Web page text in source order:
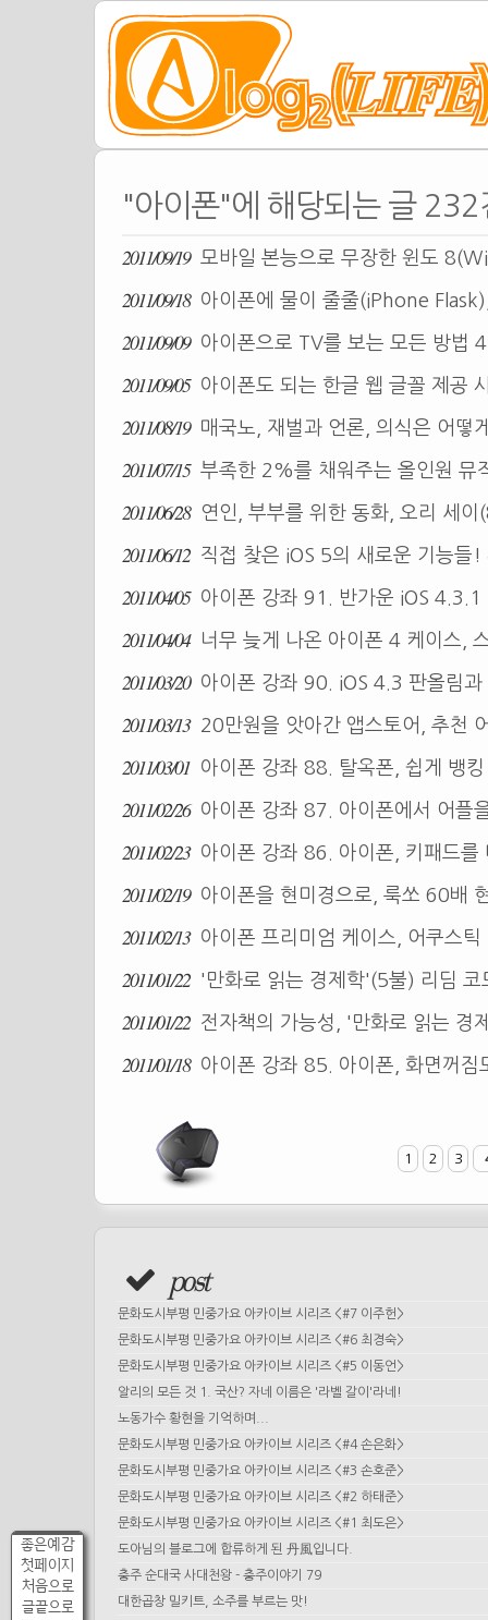
좋은예감
첫페이지
처음으로
글끝으로
"아이폰"에 해당되는 글 232
2011/09/19 모바일 본능으로 무장한 윈도
2011/09/18 아이폰에 물이 줄줄(iPhone
2011/09/09 아이폰으로 TV를 보는 모든 방법
2011/09/05 아이폰도 되는 한글 웹 글꼴 제공
2011/08/19 매국노, 재벌과 언론, 의식은 어떻
2011/07/15 부족한 2%를 채워주는 올인원 뮤
2011/06/28 연인, 부부를 위한 동화, 오리 세
2011/06/12 직접 찾은 iOS 5의 새로운 기능들!
2011/04/05
아이폰 강좌 91. 반가운 iOS
2011/04/04 너무 늦게 나온 아이폰 4 케이스,
2011/03/20 아이폰 강좌 90. iOS 4.3 판올림
2011/03/13 20만원을 앗아간 앱스토어, 추천
2011/03/01 아이폰 강좌 88. 탈옥폰, 쉽게 뱅
2011/02/26 아이폰 강좌 87. 아이폰에서 어플
2011/02/23 아이폰 강좌 86. 아이폰, 키패드
2011/02/19 아이폰을 현미경으로, 룩쏘 60배
2011/02/13 아이폰 프리미엄 케이스, 어쿠스
2011/01/22 '만화로 읽는 경제학'(5불) 리딤
2011/01/22 전자책의 가능성, '만화로 읽는 경
2011/01/18 아이폰 강좌 85. 아이폰, 화면꺼
1 2 3
post
문화도시부평 민중가요 아카이브 시리즈 <#7 이주헌>
문화도시부평 민중가요 아카이브 시리즈 <#6 최경숙>
문화도시부평 민중가요 아카이브 시리즈 <#5 이동언>
알리의 모든 것 1. 국산? 자네 이름은 '라벨 갈이'라네!
노동가수 황현을 기억하며...
문화도시부평 민중가요 아카이브 시리즈 <#4 손은화>
문화도시부평 민중가요 아카이브 시리즈 <#3 손호준>
문화도시부평 민중가요 아카이브 시리즈 <#2 하태준>
문화도시부평 민중가요 아카이브 시리즈 <#1 최도은>
도아님의 블로그에 합류하게 된 丹風입니다.
충주 순대국 사대천왕 - 충주이야기 79
대한곱창 밀키트, 소주를 부르는 맛!